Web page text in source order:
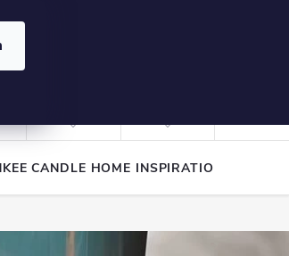
CANDLE HOME INSPIRATION